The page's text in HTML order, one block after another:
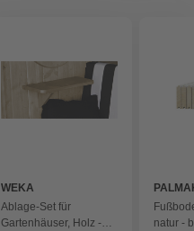
WEKA
Ablage-Set für
Gartenhäuser, Holz -
natur -